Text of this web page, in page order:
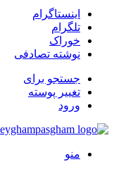
اینستاگرام
تلگرام
خوراک
نوشته تصادفی
جستجو برای
تغییر پوسته
ورود
منو